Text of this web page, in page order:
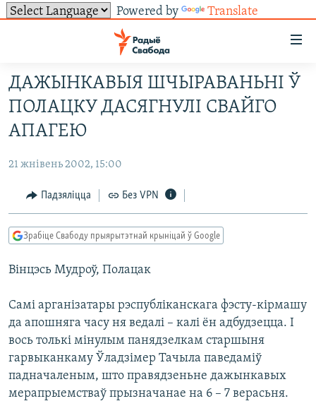
Powered by Translate
ўнівэрсальнага
доступу
Перайсьці
да
галоўнага
Перайсьці
галоўнай
Перайсьці
пошуку
НАВІНЫ
УСЕ НАВІНЫ
ЛЮДЗІ
ПАЛІТЫКА
ВАЙНА
БЕЛАРУСЫ НА ВАЙНЕ
КУЛЬТУРА
ТОЛЬКІ НА СВАБОДЗЕ
БЛОГІ
ГІСТОРЫЯ НА СВАБОДЗЕ
КНІГІ
АЎДЫЁКНІГІ
МОВА
НА ХВАЛЯХ СВАБОДЫ
АБЫСЬЦІ БЛЯКАВАНЬНЕ
ПАДЗЯЛІЦЦА ІНФАРМАЦЫЯЙ
ПАДПІСАЦЦА
RSS
FACEBOOK
TWITTER
Усе сайты РС/РСЭ
ДАЖЫНКАВЫЯ ШЧЫРАВАНЬНІ Ў
ПОЛАЦКУ ДАСЯГНУЛІ СВАЙГО
АПАГЕЮ
21 жнівень 2002, 15:00
Падзяліцца Без VPN
Зрабіце Свабоду прыярытэтнай крыніцай ў Google
Вінцэсь Мудроў, Полацак
Самі арганізатары рэспубліканскага фэсту-кірмашу
да апошняга часу ня ведалі – калі ён адбудзецца. І
вось толькі мінулым панядзелкам старшыня
гарвыканкаму Ўладзімер Тачыла паведаміў
падначаленым, што правядзеньне дажынкавых
мерапрыемстваў прызначанае на 6 – 7 верасьня.